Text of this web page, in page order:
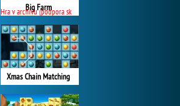
Big Farm
Hra v archivu (podpora skončila)
Xmas Chain Matching